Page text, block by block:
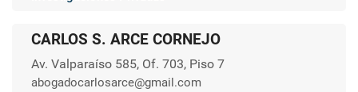
CARLOS S. ARCE CORNEJO
Av. Valparaíso 585, Of. 703, Piso 7
abogadocarlosarce@gmail.com